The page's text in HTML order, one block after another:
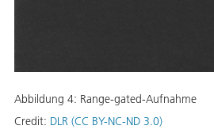
Abbildung 4: Range-gated-Aufnahme
Credit: DLR (CC BY-NC-ND 3.0)